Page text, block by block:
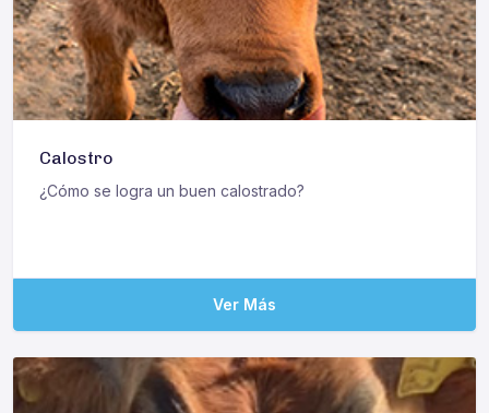
Calostro
¿Cómo se logra un buen calostrado?
Ver Más